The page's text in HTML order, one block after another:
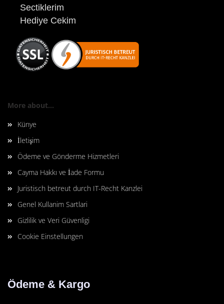
Sectiklerim
Hediye Cekim
More about...
Künye
İletişim
Ödeme ve Gönderme Hizmetleri
Cayma Hakkı ve İade Formu
Juristisch betreut durch IT-Recht Kanzlei
Genel Kullanim Sartlari
Gizlilik ve Veri Güvenligi
Cookie Einstellungen
Ödeme & Kargo